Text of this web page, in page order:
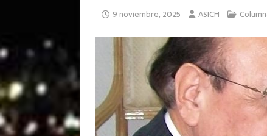
9 noviembre, 2025 ASICH